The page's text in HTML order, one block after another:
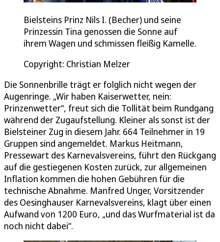
Bielsteins Prinz Nils I. (Becher) und seine
Prinzessin Tina genossen die Sonne auf
ihrem Wagen und schmissen fleißig Kamelle.
Copyright: Christian Melzer
Die Sonnenbrille trägt er folglich nicht wegen der
Augenringe. „Wir haben Kaiserwetter, nein:
Prinzenwetter“, freut sich die Tollität beim Rundgang
während der Zugaufstellung. Kleiner als sonst ist der
Bielsteiner Zug in diesem Jahr. 664 Teilnehmer in 19
Gruppen sind angemeldet. Markus Heitmann,
Pressewart des Karnevalsvereins, führt den Rückgang
auf die gestiegenen Kosten zurück, zur allgemeinen
Inflation kommen die hohen Gebühren für die
technische Abnahme. Manfred Unger, Vorsitzender
des Oesinghauser Karnevalsvereins, klagt über einen
Aufwand von 1200 Euro, „und das Wurfmaterial ist da
noch nicht dabei“.